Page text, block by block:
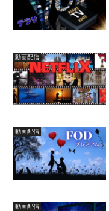
動画配信
動画配信
動画配信